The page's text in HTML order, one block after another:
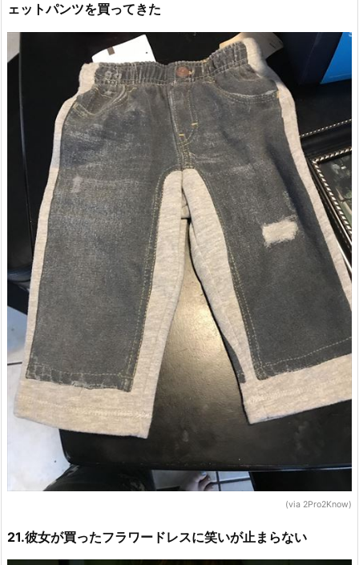
ェットパンツを買ってきた
(via 2Pro2Know)
21.彼女が買ったフラワードレスに笑いが止まらない